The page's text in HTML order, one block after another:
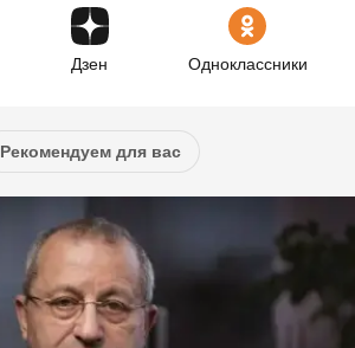
Дзен Одноклассники
Рекомендуем для вас